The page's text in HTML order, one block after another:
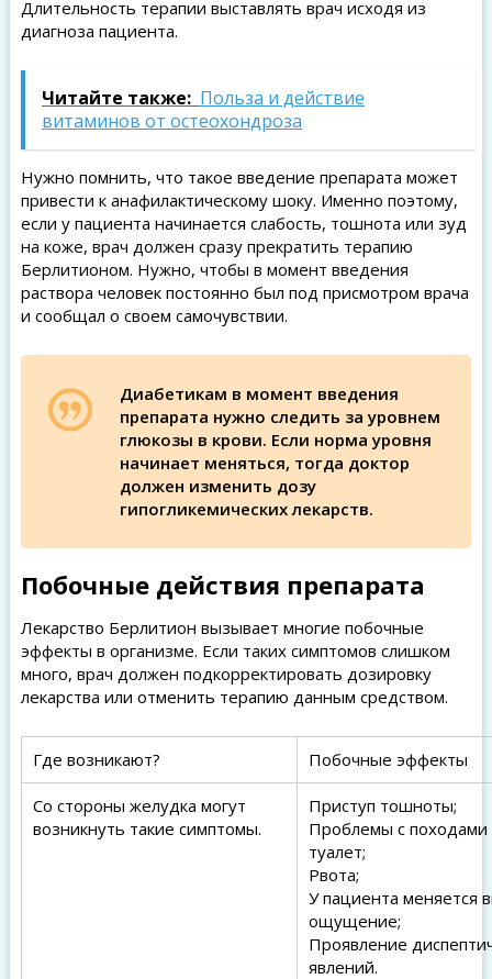
Длительность терапии выставлять врач исходя из
диагноза пациента.
Читайте также: Польза и действие
витаминов от остеохондроза
Нужно помнить, что такое введение препарата может
привести к анафилактическому шоку. Именно поэтому,
если у пациента начинается слабость, тошнота или зуд
на коже, врач должен сразу прекратить терапию
Берлитионом. Нужно, чтобы в момент введения
раствора человек постоянно был под присмотром врача
и сообщал о своем самочувствии.
Диабетикам в момент введения
препарата нужно следить за уровнем
глюкозы в крови. Если норма уровня
начинает меняться, тогда доктор
должен изменить дозу
гипогликемических лекарств.
Побочные действия препарата
Лекарство Берлитион вызывает многие побочные
эффекты в организме. Если таких симптомов слишком
много, врач должен подкорректировать дозировку
лекарства или отменить терапию данным средством.
Где возникают? Побочные эффекты
Со стороны желудка могут
возникнуть такие симптомы.
Приступ тошноты;
Проблемы с походами
туалет;
Рвота;
У пациента меняется
ощущение;
Проявление
явлений.